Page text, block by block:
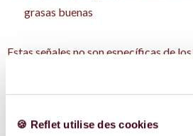
🍪 Reflet utilise des cookies
grasas buenas
Estas señales no son específicas de
combinan con una dieta baja en
merecen atención.
¿Se pueden tomar omega-3 durante